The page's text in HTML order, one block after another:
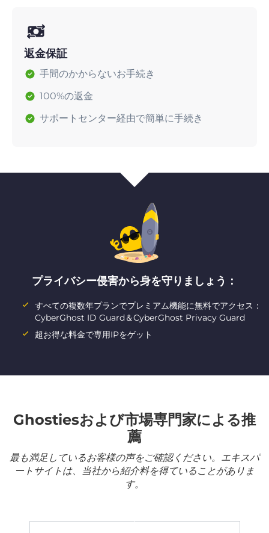
返金保証
手間のかからないお手続き
100%の返金
サポートセンター経由で簡単に手続き
プライバシー侵害から身を守りましょう：
すべての複数年プランでプレミアム機能に無料でアクセス：
CyberGhost ID Guard＆CyberGhost Privacy Guard
超お得な料金で専用IPをゲット
Ghostiesおよび市場専門家による推
薦
最も満足しているお客様の声をご確認ください。エキスパ
ートサイトは、当社から紹介料を得ていることがありま
す。